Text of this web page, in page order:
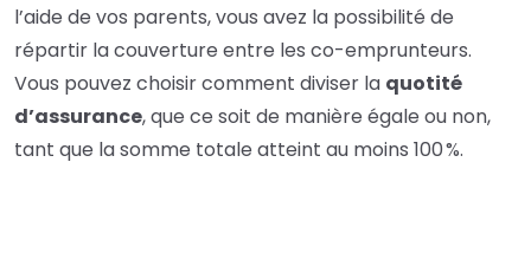
l’aide de vos parents, vous avez la possibilité de
répartir la couverture entre les co-emprunteurs.
Vous pouvez choisir comment diviser la quotité
d’assurance, que ce soit de manière égale ou non,
tant que la somme totale atteint au moins 100 %.